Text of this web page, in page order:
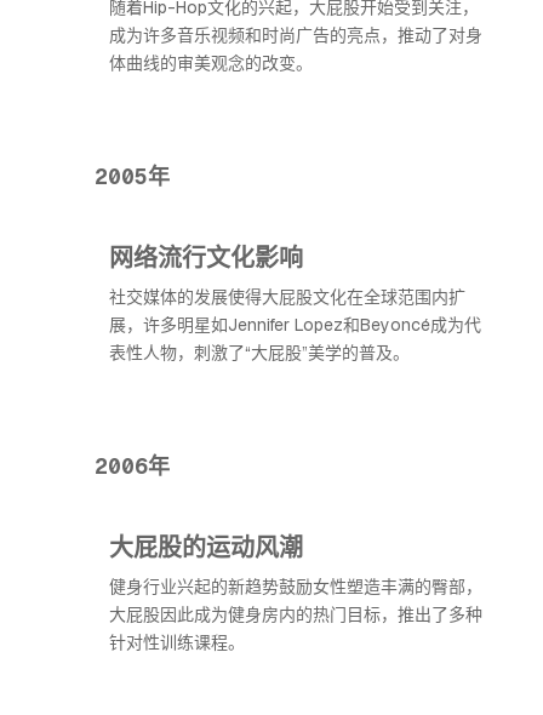
随着Hip-Hop文化的兴起，大屁股开始受到关注，
成为许多音乐视频和时尚广告的亮点，推动了对身
体曲线的审美观念的改变。
2005年
网络流行文化影响
社交媒体的发展使得大屁股文化在全球范围内扩
展，许多明星如Jennifer Lopez和Beyoncé成为代
表性人物，刺激了“大屁股”美学的普及。
2006年
大屁股的运动风潮
健身行业兴起的新趋势鼓励女性塑造丰满的臀部，
大屁股因此成为健身房内的热门目标，推出了多种
针对性训练课程。